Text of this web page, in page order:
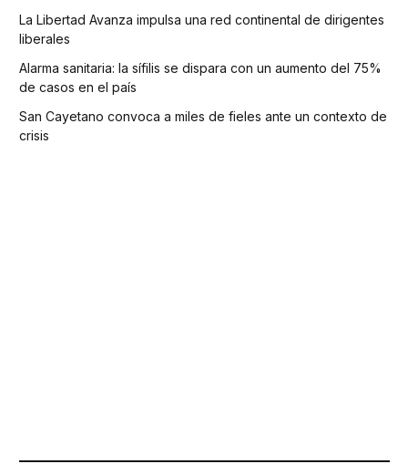
La Libertad Avanza impulsa una red continental de dirigentes
liberales
Alarma sanitaria: la sífilis se dispara con un aumento del 75%
de casos en el país
San Cayetano convoca a miles de fieles ante un contexto de
crisis